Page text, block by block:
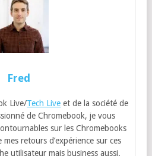
Fred
Live/Tech Live et de la société de
de Chromebook, je vous
sur les Chromebooks
retours d’expérience sur ces
utilisateur mais business aussi.